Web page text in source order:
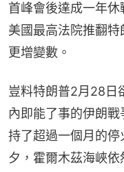
首峰會後達成一年
美國最高法院推翻
更增變數。
豈料特朗普2月28日
內即能了事的伊朗
持了超過一個月的停
夕，霍爾木茲海峽